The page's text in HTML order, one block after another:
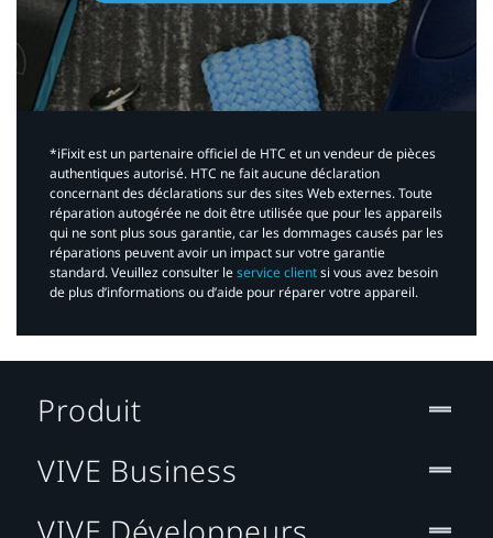
*iFixit est un partenaire officiel de HTC et un vendeur de pièces
authentiques autorisé. HTC ne fait aucune déclaration
concernant des déclarations sur des sites Web externes. Toute
réparation autogérée ne doit être utilisée que pour les appareils
qui ne sont plus sous garantie, car les dommages causés par les
réparations peuvent avoir un impact sur votre garantie
standard. Veuillez consulter leservice clientsi vous avez besoin
de plus d’informations ou d’aide pour réparer votre appareil.​
Produit
VIVE Business